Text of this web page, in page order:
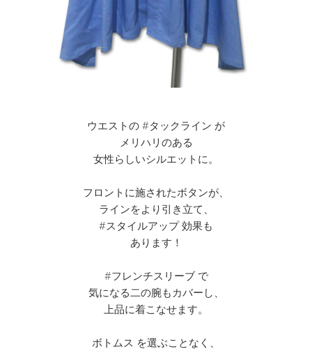
ウエストの #タックライン が
メリハリのある
女性らしいシルエットに。
フロントに施されたボタンが、
ラインをより引き立て、
#スタイルアップ 効果も
あります！
#フレンチスリーブ で
気になる二の腕もカバーし、
上品に着こなせます。
ボトムス を選ぶことなく、